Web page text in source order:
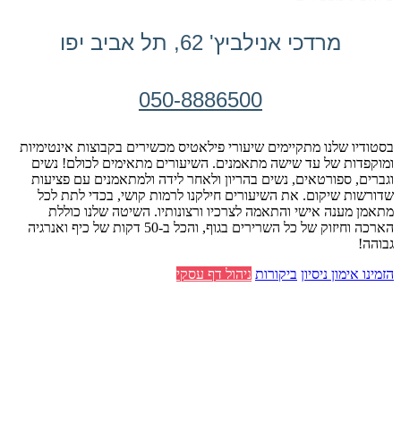
מרדכי אנילביץ' 62, תל אביב יפו
050-8886500
בסטודיו שלנו מתקיימים שיעורי פילאטיס מכשירים בקבוצות אינטימיות
ומוקפדות של עד שישה מתאמנים. השיעורים מתאימים לכולם! נשים
וגברים, ספורטאים, נשים בהריון ולאחר לידה ולמתאמנים עם פציעות
שדורשות שיקום. את השיעורים חילקנו לרמות קושי, בכדי לתת לכל
מתאמן מענה אישי והתאמה לצרכיו ורצונותיו. השיטה שלנו כוללת
הארכה וחיזוק של כל השרירים בגוף, והכל ב-50 דקות של כיף ואנרגיה
גבוהה!
הזמינו אימון ניסיון ביקורות ניהול דף עסקי